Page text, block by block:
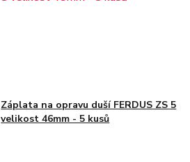
Záplata na opravu duší FERDUS ZS 5
velikost 46mm - 5 kusů